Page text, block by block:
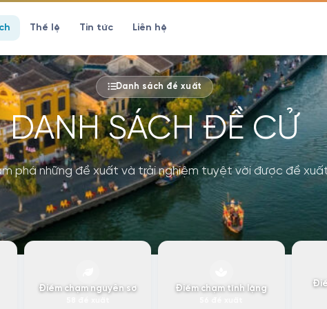
Thể lệ Tin tức Liên hệ
Danh sách đề xuất
DANH SÁCHĐỀ CỬ
phá những đề xuất và trải nghiệm tuyệt vời được đề
Điểm chạm nguyên sơ Điểm chạm tĩnh lặng